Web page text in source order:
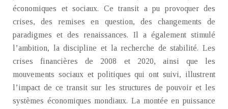
économiques et sociaux. Ce transit a pu provoquer des
crises, des remises en question, des changements de
paradigmes et des renaissances. Il a également stimulé
l’ambition, la discipline et la recherche de stabilité. Les
crises financières de 2008 et 2020, ainsi que les
mouvements sociaux et politiques qui ont suivi, illustrent
l’impact de ce transit sur les structures de pouvoir et les
systèmes économiques mondiaux. La montée en puissance